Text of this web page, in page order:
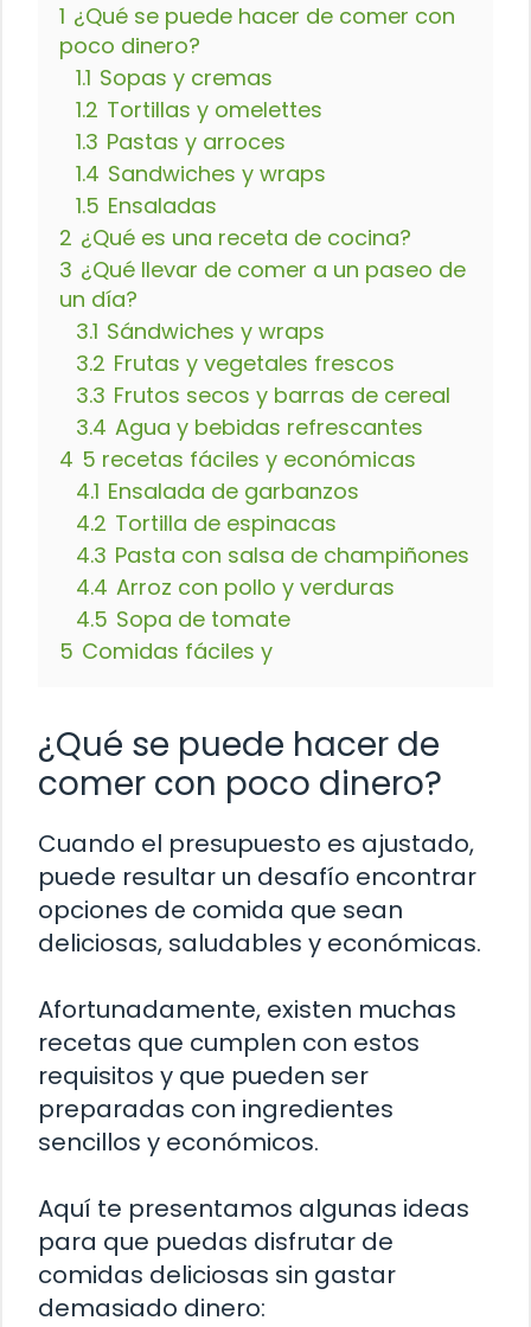
1 ¿Qué se puede hacer de comer con
poco dinero?
1.1 Sopas y cremas
1.2 Tortillas y omelettes
1.3 Pastas y arroces
1.4 Sandwiches y wraps
1.5 Ensaladas
2 ¿Qué es una receta de cocina?
3 ¿Qué llevar de comer a un paseo de
un día?
3.1 Sándwiches y wraps
3.2 Frutas y vegetales frescos
3.3 Frutos secos y barras de cereal
3.4 Agua y bebidas refrescantes
4 5 recetas fáciles y económicas
4.1 Ensalada de garbanzos
4.2 Tortilla de espinacas
4.3 Pasta con salsa de champiñones
4.4 Arroz con pollo y verduras
4.5 Sopa de tomate
5 Comidas fáciles y
¿Qué se puede hacer de
comer con poco dinero?
Cuando el presupuesto es ajustado,
puede resultar un desafío encontrar
opciones de comida que sean
deliciosas, saludables y económicas.
Afortunadamente, existen muchas
recetas que cumplen con estos
requisitos y que pueden ser
preparadas con ingredientes
sencillos y económicos.
Aquí te presentamos algunas ideas
para que puedas disfrutar de
comidas deliciosas sin gastar
demasiado dinero: